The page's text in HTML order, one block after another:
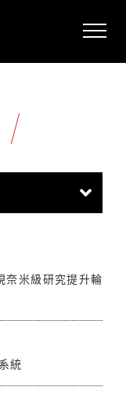
奈米級研究提升輪
統